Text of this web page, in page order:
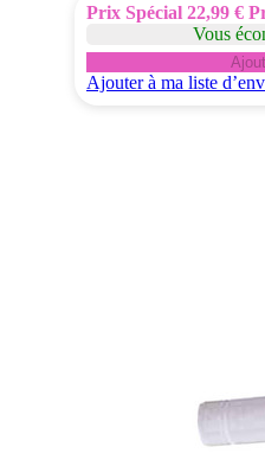
Prix Spécial 22,99 €
Vous
Ajouter à ma liste